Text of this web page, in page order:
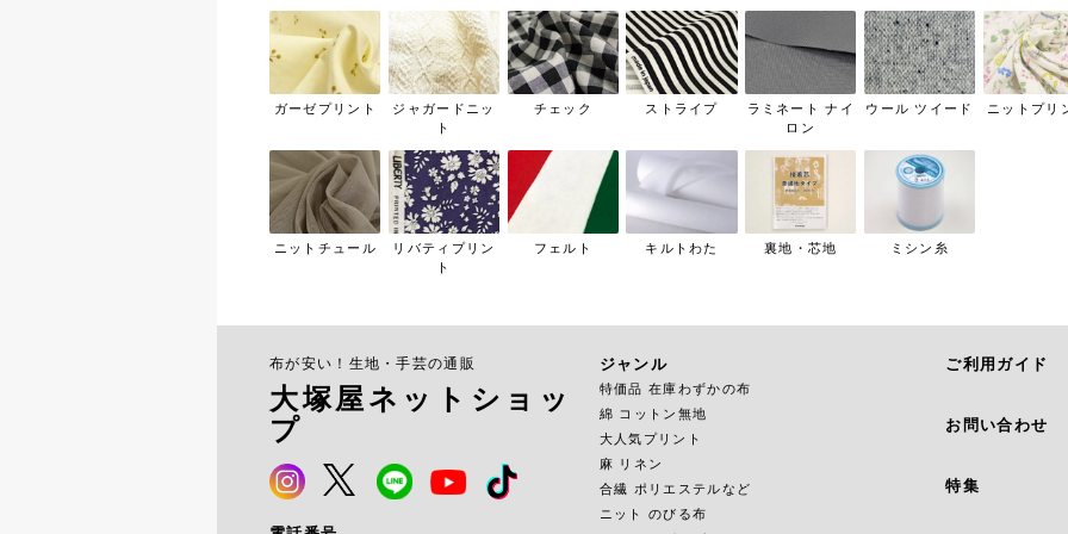
ガーゼプリント
ジャガードニッ
ト
チェック ストライプ
ラミネート ナイ
ロン
ウール ツイード ニットプリ
ニットチュール
リバティプリン
ト
フェルト キルトわた 裏地・芯地 ミシン糸
布が安い！生地・手芸の通販
大塚屋ネットショッ
プ
ジャンル
特価品 在庫わずかの布
綿 コットン無地
大人気プリント
麻 リネン
合繊 ポリエステルなど
ニット のびる布
ご利用ガイド
お問い合わせ
特集